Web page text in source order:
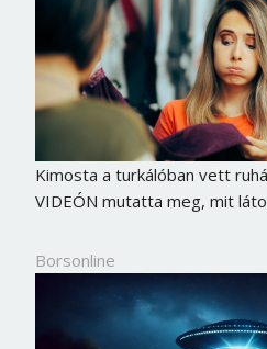
Kimosta a turkálóban vett
VIDEÓN mutatta meg, mit
Borsonline